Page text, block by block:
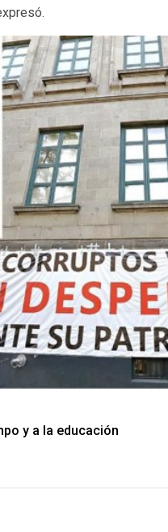
y a la educación